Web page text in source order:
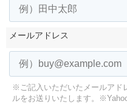
メールアドレス
※ご記入いただいたメールアド
ルをお送りいたします。